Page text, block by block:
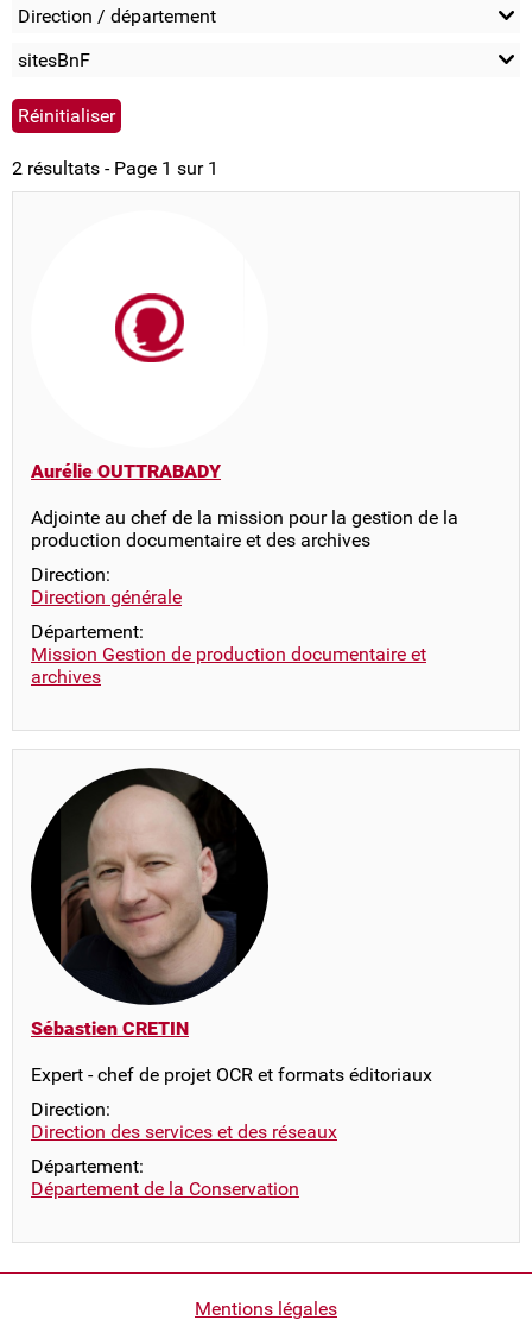
Direction / département
sitesBnF
2 résultats - Page 1 sur 1
Aurélie OUTTRABADY
Adjointe au chef de la mission pour la gestion de la
production documentaire et des archives
Direction:
Direction générale
Département:
Mission Gestion de production documentaire et
archives
Sébastien CRETIN
Expert - chef de projet OCR et formats éditoriaux
Direction:
Direction des services et des réseaux
Département:
Département de la Conservation
Mentions légales